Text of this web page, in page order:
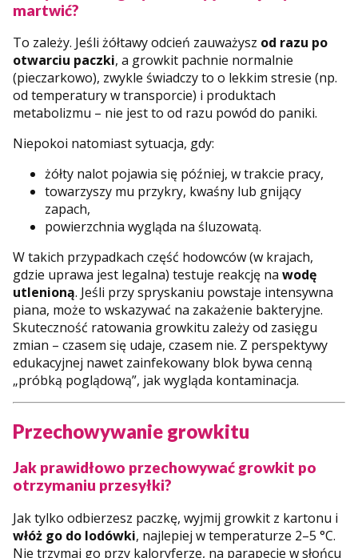
martwić?
To zależy. Jeśli żółtawy odcień zauważysz od razu po
otwarciu paczki, a growkit pachnie normalnie
(pieczarkowo), zwykle świadczy to o lekkim stresie (np.
od temperatury w transporcie) i produktach
metabolizmu – nie jest to od razu powód do paniki.
Niepokoi natomiast sytuacja, gdy:
żółty nalot pojawia się później, w trakcie pracy,
towarzyszy mu przykry, kwaśny lub gnijący
zapach,
powierzchnia wygląda na śluzowatą.
W takich przypadkach część hodowców (w krajach,
gdzie uprawa jest legalna) testuje reakcję na wodę
utlenioną. Jeśli przy spryskaniu powstaje intensywna
piana, może to wskazywać na zakażenie bakteryjne.
Skuteczność ratowania growkitu zależy od zasięgu
zmian – czasem się udaje, czasem nie. Z perspektywy
edukacyjnej nawet zainfekowany blok bywa cenną
„próbką poglądową”, jak wygląda kontaminacja.
Przechowywanie growkitu
Jak prawidłowo przechowywać growkit po
otrzymaniu przesyłki?
Jak tylko odbierzesz paczkę, wyjmij growkit z kartonu i
włóż go do lodówki, najlepiej w temperaturze 2–5 °C.
Nie trzymaj go przy kaloryferze, na parapecie w słońcu